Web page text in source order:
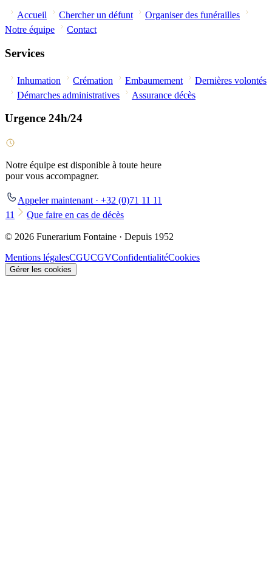
Accueil Chercher un défunt
Organiser des funérailles
Notre équipe
Contact
Services
Inhumation Crémation Embaumement
Dernières volontés
Démarches administratives
Assurance décès
Urgence 24h/24
Notre équipe est disponible à toute heure
pour vous accompagner.
Appeler maintenant · +32 (0)71 11 11
11
Que faire en cas de décès
© 2026 Funerarium Fontaine · Depuis 1952
Mentions légalesCGUCGVConfidentialitéCookies
Gérer les cookies